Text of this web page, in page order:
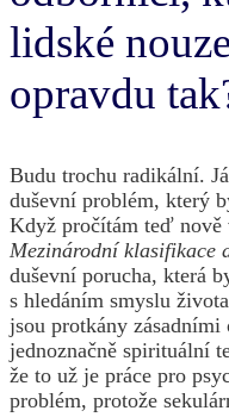
lidské
opravdu
Budu trochu radikální.
duševní problém, který
Když pročítám teď nově
Mezinárodní klasifikace
duševní porucha, která
s hledáním smyslu
jsou protkány
jednoznačně spirituální
že to už je práce pro
problém, protože